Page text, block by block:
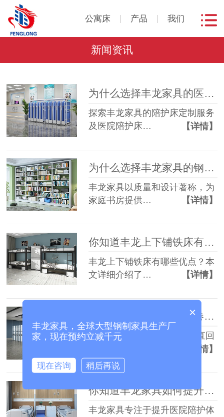
公寓床 产品 我们
新闻资讯
为什么选择丰龙家具的医院陪护床？
探索丰龙家具的陪护床定制服务
及医院陪护床…
【详情】
为什么选择丰龙家具的钢制书架？
丰龙家具以质量和设计著称，为
家庭书房提供…
【详情】
你知道丰龙上下铺铁床有哪些优势吗？
丰龙上下铺铁床有哪些优点？本
文详细介绍了…
【详情】
为什么选择丰龙智能案卷柜和垂直回转柜？
丰龙提供的智能案卷柜和垂直回
【详情】
你知道丰龙家具如何提升陪护体验吗？
丰龙家具专注于提升医院陪护体
×
丰龙家具，全球大型钢制家具生产厂
家，现在预约立减千元
现在咨询 稍后再说